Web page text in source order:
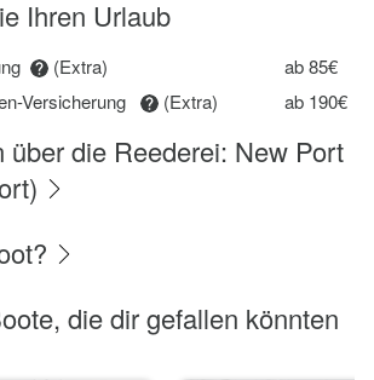
Ihren Urlaub
(Extra)
ab 85€
Versicherung
(Extra) ab 190€
über die Reederei: New Port
die dir gefallen könnten